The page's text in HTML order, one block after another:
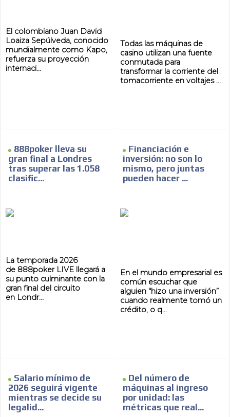
El colombiano Juan David
Loaiza Sepúlveda, conocido
mundialmente como Kapo,
refuerza su proyección
internaci...
Todas las máquinas de
casino utilizan una fuente
conmutada para
transformar la corriente del
tomacorriente en voltajes ...
888poker lleva su
gran final a Londres
tras superar las 1.058
clasific...
La temporada 2026
de 888poker LIVE llegará a
su punto culminante con la
gran final del circuito
en Londr...
Financiación e
inversión: no son lo
mismo, pero juntas
pueden hacer ...
En el mundo empresarial es
común escuchar que
alguien “hizo una inversión”
cuando realmente tomó un
crédito, o q...
Salario mínimo de
2026 seguirá vigente
mientras se decide su
legalid...
Del número de
máquinas al ingreso
por unidad: las
métricas que real...